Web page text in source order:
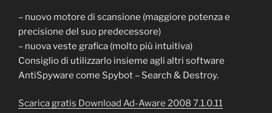
– nuovo motore di scansione (maggiore potenza e
precisione del suo predecessore)
– nuova veste grafica (molto più intuitiva)
Consiglio di utilizzarlo insieme agli altri software
AntiSpyware come Spybot – Search & Destroy.
Scarica gratis Download Ad-Aware 2008 7.1.0.11